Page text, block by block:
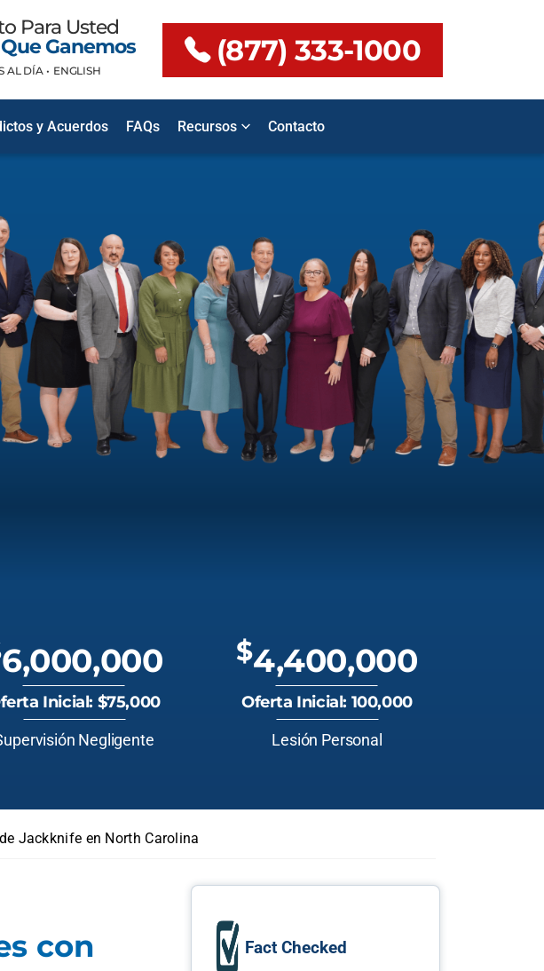
Para Usted
Ganemos
AL DÍA • ENGLISH
(877) 333-1000
y Acuerdos FAQs Recursos Contacto
6,000,000
Inicial: $75,000
Negligente
$4,400,000
Oferta Inicial: 100,000
Lesión Personal
Jackknife en North Carolina
con
Fact Checked